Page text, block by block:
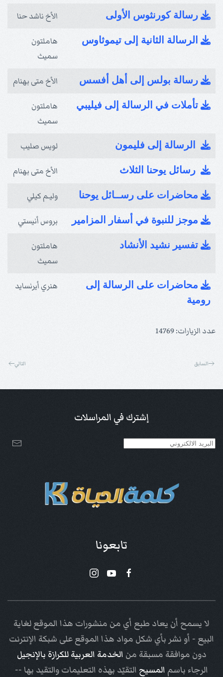
رسالة كورنثوس الأولى الأخ ناشد حنا
الرسالة الثانية إلى تيموثاوس
هاملتون
سميث
رسالة بولس إلى أهل أفسس الأخ متى بهنام
تأملات في الرسالة إلى فيليبي
هاملتون
سميث
الرسالة إلى فليمون لويس صليب
رسائل يوحنا الثلاث الأخ متى بهنام
محاضرات على رســائل يوحنا وليـم كيلي
موجز للنبوة في أسفار المزامير بروس أنيستي
تفسير نشيد الأنشاد
هاملتون
سميث
محاضرات على الرسالة إلى
رومية
هنري أيرنسايد
عدد الزيارات: 14769
السابق التالي
إشترك في المراسلات
تابعونا
لا يسمح أن يعاد طبع أي من منشورات هذا الموقع لغاية
البيع - أو نشر بأي شكل مواد هذا الموقع على شبكة الإنترنت
دون موافقة مسبقة من الخدمة العربية للكرازة بالإنجيل
الرجاء باسم المسيح التقيّد بهذه التعليمات والتقيد بها --